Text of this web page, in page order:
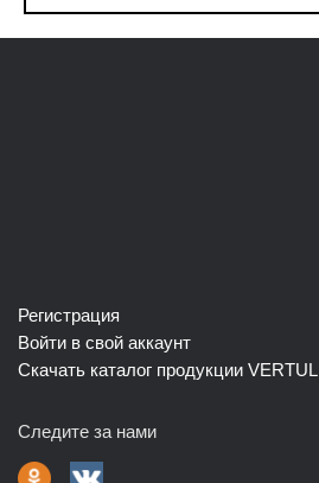
Регистрация
Войти в свой аккаунт
Скачать каталог продукции VERTUL
Следите за нами